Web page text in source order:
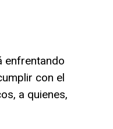
enfrentando
con el
a quienes,